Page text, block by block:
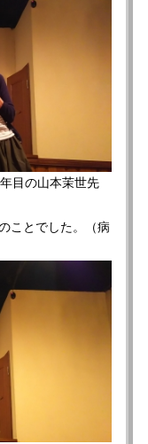
目の山本茉世先
ことでした。（病